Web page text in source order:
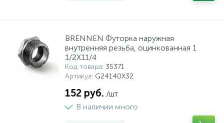
BRENNEN Футорка наружная
внутренняя резьба, оцинкованная 1
1/2X11/4
Код товара: 35371
Артикул: G24140X32
152 руб. /шт
В наличии много